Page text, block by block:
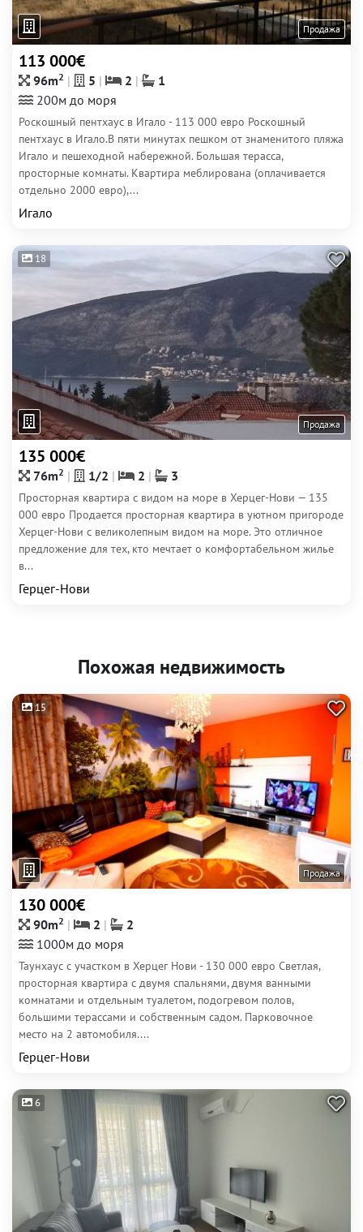
Продажа
113 000€
96m2 5 2
1
200м до моря
Роскошный пентхаус в Игало - 113 000 евро Роскошный
пентхаус в Игало.В пяти минутах пешком от знаменитого пляжа
Игало и пешеходной набережной. Большая терасса,
просторные комнаты. Квартира меблирована (оплачивается
отдельно 2000 евро),...
Игало
18
Продажа
135 000€
76m2 1/2 2 3
Просторная квартира с видом на море в Херцег-Нови — 135
000 евро Продается просторная квартира в уютном пригороде
Херцег-Нови с великолепным видом на море. Это отличное
предложение для тех, кто мечтает о комфортабельном жилье
в...
Герцег-Нови
Похожая недвижимость
15
Продажа
130 000€
90m2 2
2
1000м до моря
Таунхаус с участком в Херцег Нови - 130 000 евро Светлая,
просторная квартира с двумя спальнями, двумя ванными
комнатами и отдельным туалетом, подогревом полов,
большими терассами и собственным садом. Парковочное
место на 2 автомобиля....
Герцег-Нови
6